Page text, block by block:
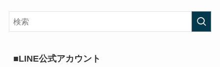
■LINE公式アカウント